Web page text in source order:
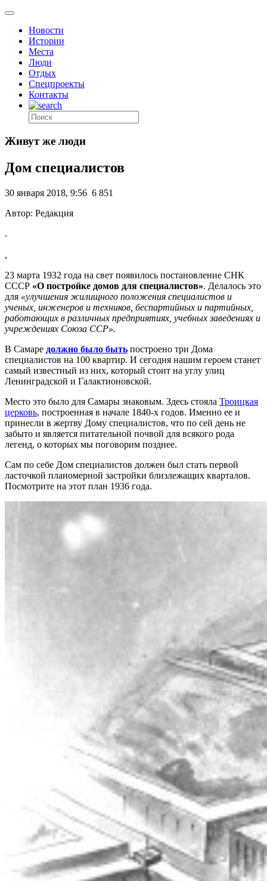
Новости
Истории
Места
Люди
Отдых
Спецпроекты
Контакты
Живут же люди
Дом специалистов
30 января 2018, 9:56 6 851
Автор: Редакция
.
,
23 марта 1932 года на свет появилось постановление СНК
СССР «О постройке домов для специалистов». Делалось это
для «улучшения жилищного положения специалистов и
ученых, инженеров и техников, беспартийных и партийных,
работающих в различных предприятиях, учебных заведениях и
учреждениях Союза ССР».
В Самаре должно было быть построено три Дома
специалистов на 100 квартир. И сегодня нашим героем станет
самый известный из них, который стоит на углу улиц
Ленинградской и Галактионовской.
Место это было для Самары знаковым. Здесь стояла Троицкая
церковь, построенная в начале 1840-х годов. Именно ее и
принесли в жертву Дому специалистов, что по сей день не
забыто и является питательной почвой для всякого рода
легенд, о которых мы поговорим позднее.
Сам по себе Дом специалистов должен был стать первой
ласточкой планомерной застройки близлежащих кварталов.
Посмотрите на этот план 1936 года.